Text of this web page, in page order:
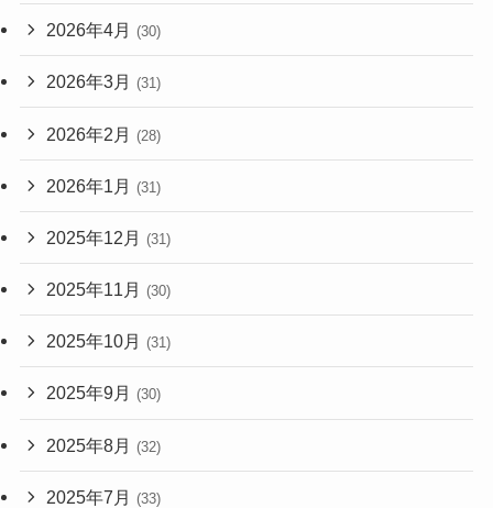
2026年4月 (30)
2026年3月 (31)
2026年2月 (28)
2026年1月 (31)
2025年12月 (31)
2025年11月 (30)
2025年10月 (31)
2025年9月 (30)
2025年8月 (32)
2025年7月 (33)